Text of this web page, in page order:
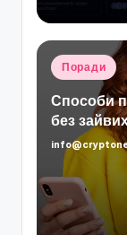
Поради
Способи
без
Опубліковано